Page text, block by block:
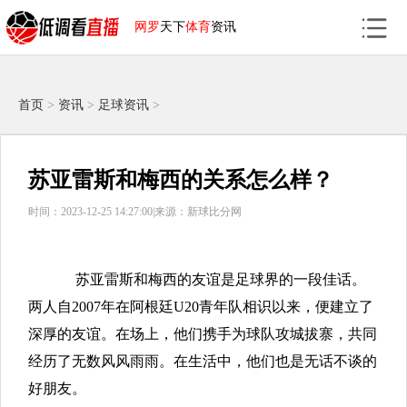
网罗天下体育资讯
首页 > 资讯 > 足球资讯 >
苏亚雷斯和梅西的关系怎么样？
时间：2023-12-25 14:27:00|来源：新球比分网
苏亚雷斯和梅西的友谊是足球界的一段佳话。
两人自2007年在阿根廷U20青年队相识以来，便建立了
深厚的友谊。在场上，他们携手为球队攻城拔寨，共同
经历了无数风风雨雨。在生活中，他们也是无话不谈的
好朋友。